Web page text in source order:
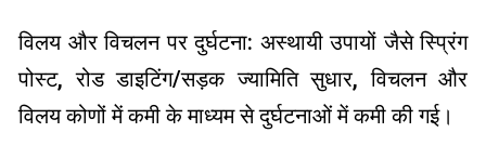
विलय और विचलन पर दुर्घटना: अस्थायी उपायों जैसे स्प्रिंग
पोस्ट, रोड डाइटिंग/सड़क ज्यामिति सुधार, विचलन और
विलय कोणों में कमी के माध्यम से दुर्घटनाओं में कमी की गई।‌